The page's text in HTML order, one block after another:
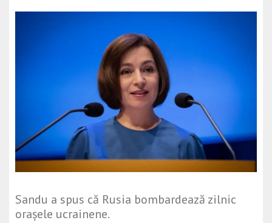
Sandu a spus că Rusia bombardează zilnic
orașele ucrainene.